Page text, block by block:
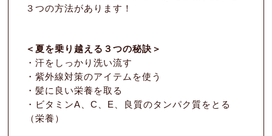
３つの方法があります！
＜夏を乗り越える３つの秘訣＞
・汗をしっかり洗い流す
・紫外線対策のアイテムを使う
・髪に良い栄養を取る
・ビタミンA、C、E、良質のタンパク質をとる
（栄養）